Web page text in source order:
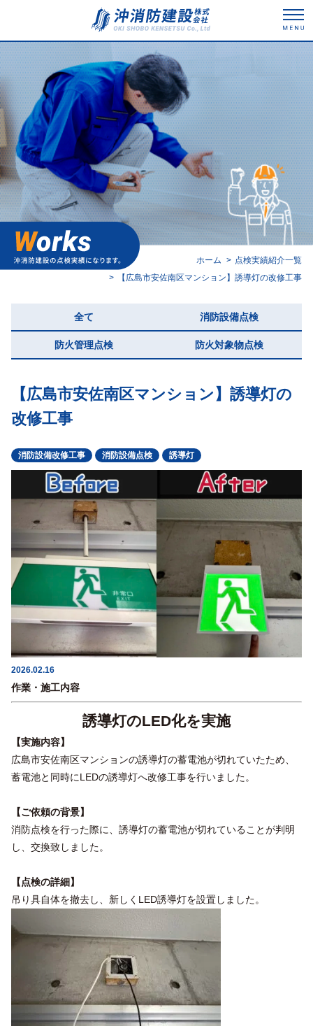
事業内容
料金表
会社案内
採用情報
点検実績紹介
お悩み解消コラム
082-281-0065
営業日：月～金 受付時間：9：00～18：00
問合せフォーム
点検無料見積りはこちらから
ホーム
点検実績紹介一覧
【広島市安佐南区マンション】誘導灯の改修工事
全て 消防設備点検
防火管理点検 防火対象物点検
【広島市安佐南区マンション】誘導灯の
改修工事
消防設備改修工事 消防設備点検 誘導灯
2026.02.16
作業・施工内容
誘導灯のLED化を実施
【実施内容】
広島市安佐南区マンションの誘導灯の蓄電池が切れていたため、
蓄電池と同時にLEDの誘導灯へ改修工事を行いました。
【ご依頼の背景】
消防点検を行った際に、誘導灯の蓄電池が切れていることが判明
し、交換致しました。
【点検の詳細】
吊り具自体を撤去し、新しくLED誘導灯を設置しました。